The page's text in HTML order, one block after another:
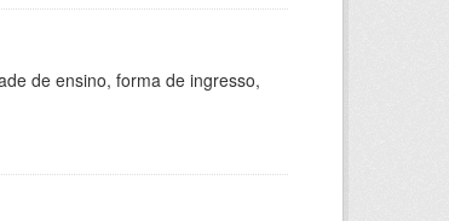
de ensino, forma de ingresso,